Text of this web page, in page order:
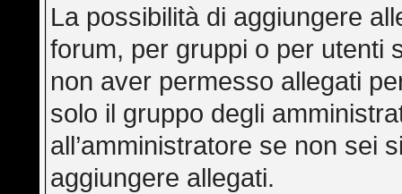
La possibilità di aggiungere
forum, per gruppi o per utenti
non aver permesso allegati
solo il gruppo degli
all’amministratore se non sei
aggiungere allegati.